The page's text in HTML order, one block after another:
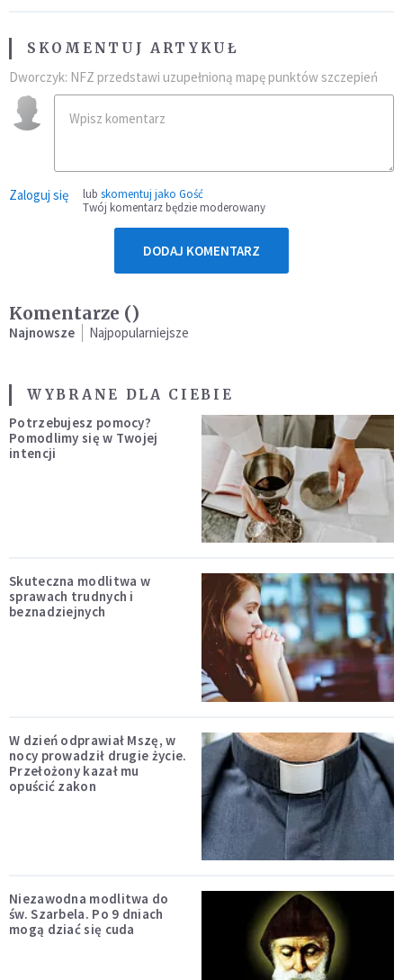
SKOMENTUJ ARTYKUŁ
Dworczyk: NFZ przedstawi uzupełnioną mapę punktów szczepień
Zaloguj się lub skomentuj jako Gość
Twój komentarz będzie moderowany
DODAJ KOMENTARZ
Komentarze ()
Najnowsze Najpopularniejsze
WYBRANE DLA CIEBIE
Potrzebujesz pomocy?
Pomodlimy się w Twojej
intencji
Skuteczna modlitwa w
sprawach trudnych i
beznadziejnych
W dzień odprawiał Mszę, w
nocy prowadził drugie życie.
Przełożony kazał mu
opuścić zakon
Niezawodna modlitwa do
św. Szarbela. Po 9 dniach
mogą dziać się cuda